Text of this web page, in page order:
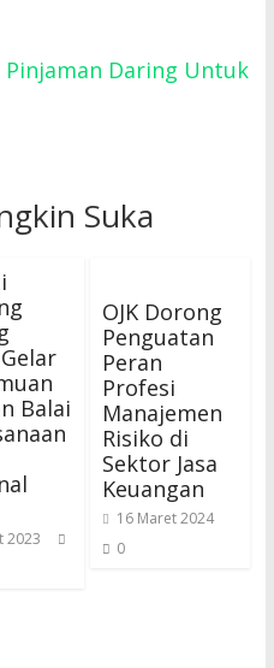
Pinjaman Daring Untuk
Suka
Balai
2023
OJK Dorong
Penguatan
Peran
Profesi
Manajemen
Risiko di
Sektor Jasa
Keuangan
16 Maret 2024
0